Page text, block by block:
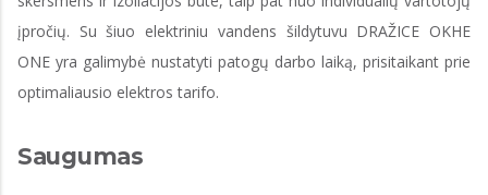
įpročių. Su šiuo elektriniu vandens šildytuvu DRAŽICE OKHE
ONE yra galimybė nustatyti patogų darbo laiką, prisitaikant prie
optimaliausio elektros tarifo.
Saugumas